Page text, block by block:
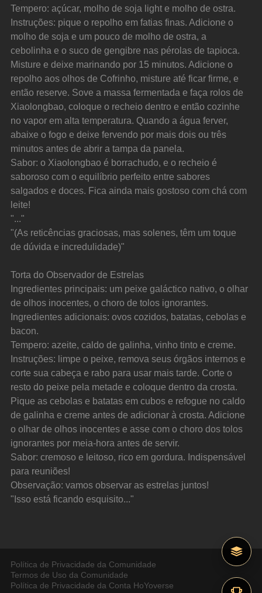
Tempero: açúcar, molho de soja light e molho de ostra.
Instruções: pique o repolho em fatias finas. Adicione o
molho de soja e um pouco de molho de ostra, a
cebolinha e o suco de gengibre nas pérolas de tapioca.
Misture e deixe marinando por 15 minutos. Adicione o
repolho aos olhos de Cofrinho, misture até ficar firme, e
então reserve. Sove a massa fermentada e faça rolos de
Xiaolongbao, coloque o recheio dentro e então cozinhe
no vapor em alta temperatura. Quando a água ferver,
abaixe o fogo e deixe fervendo por mais dois ou três
minutos antes de abrir a tampa da panela.
Sabor: o Xiaolongbao é borrachudo, e o recheio é
saboroso com o equilíbrio perfeito entre sabores
salgados e doces. Fica ainda mais gostoso com chá com
leite!
"..."
"(As reticências graciosas, mas solenes, têm um toque
de dúvida e incredulidade)"
Torta do Observador de Estrelas
Ingredientes principais: um peixe galáctico nativo, o olhar
de olhos inocentes, o choro de tolos ignorantes.
Ingredientes adicionais: ovos cozidos, batatas, cebolas e
bacon.
Tempero: azeite, caldo de galinha, vinho tinto e creme.
Instruções: limpe o peixe, remova seus órgãos internos e
corte sua cabeça e rabo para usar mais tarde. Corte o
resto do peixe pela metade e coloque dentro da crosta.
Pique as cebolas e batatas em cubos e refogue no caldo
de galinha e creme antes de adicionar à crosta. Adicione
o olhar de olhos inocentes e asse com o choro dos tolos
ignorantes por meia-hora antes de servir.
Sabor: cremoso e leitoso, rico em gordura. Indispensável
para reuniões!
Observação: vamos observar as estrelas juntos!
"Isso está ficando esquisito..."
Política de Privacidade da Comunidade
Termos de Uso da Comunidade
Política de Privacidade da Conta HoYoverse